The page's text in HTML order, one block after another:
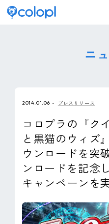
IR情報
採用情報
ニ
2014.01.06 プレスリリース
コロプラの『ク
と黒猫のウィズ
ウンロードを突
ンロードを記念
キャンペーンを